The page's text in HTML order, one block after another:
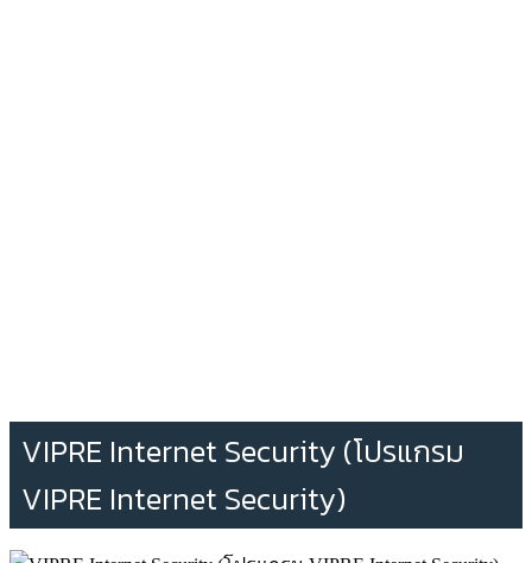
VIPRE Internet Security (โปรแกรม
VIPRE Internet Security)